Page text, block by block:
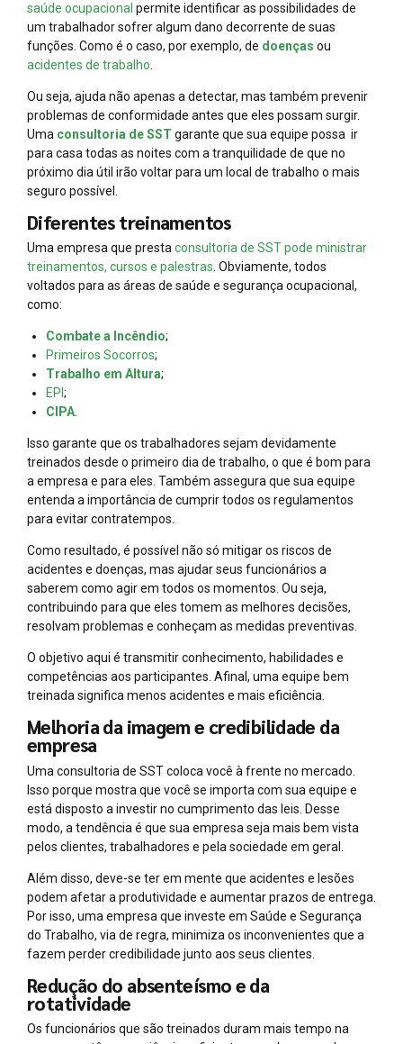
saúde ocupacional permite identificar as possibilidades de
um trabalhador sofrer algum dano decorrente de suas
funções. Como é o caso, por exemplo, de doenças ou
acidentes de trabalho
Ou seja, ajuda não apenas a detectar, mas também prevenir
problemas de conformidade antes que eles possam surgir.
Uma consultoria de SST garante que sua equipe possa ir
para casa todas as noites com a tranquilidade de que no
próximo dia útil irão voltar para um local de trabalho o mais
seguro possível.
Diferentes treinamentos
Uma empresa que prestaconsultoria de SST pode ministrar
treinamentos, cursos e palestras. Obviamente, todos
voltados para as áreas de saúde e segurança ocupacional,
como:
Combate a Incêndio;
Primeiros Socorros;
Trabalho em Altura;
EPI ;
CIPA.
Isso garante que os trabalhadores sejam devidamente
treinados desde o primeiro dia de trabalho, o que é bom para
a empresa e para eles. Também assegura que sua equipe
entenda a importância de cumprir todos os regulamentos
para evitar contratempos.
Como resultado, é possível não só mitigar os riscos de
acidentes e doenças, mas ajudar seus funcionários a
saberem como agir em todos os momentos. Ou seja,
contribuindo para que eles tomem as melhores decisões,
resolvam problemas e conheçam as medidas preventivas.
O objetivo aqui é transmitir conhecimento, habilidades e
competências aos participantes. Afinal, uma equipe bem
treinada significa menos acidentes e mais eficiência.
Melhoria da imagem e credibilidade da
empresa
Uma consultoria de SST coloca você à frente no mercado.
Isso porque mostra que você se importa com sua equipe e
está disposto a investir no cumprimento das leis. Desse
modo, a tendência é que sua empresa seja mais bem vista
pelos clientes, trabalhadores e pela sociedade em geral.
Além disso, deve-se ter em mente que acidentes e lesões
podem afetar a produtividade e aumentar prazos de entrega.
Por isso, uma empresa que investe em Saúde e Segurança
do Trabalho, via de regra, minimiza os inconvenientes que a
fazem perder credibilidade junto aos seus clientes.
Redução do absenteísmo e da
rotatividade
Os funcionários que são treinados duram mais tempo na